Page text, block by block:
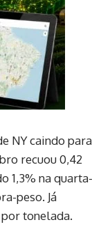
NY caindo para
recuou 0,42
1,3% na quarta-
peso. Já
tonelada.